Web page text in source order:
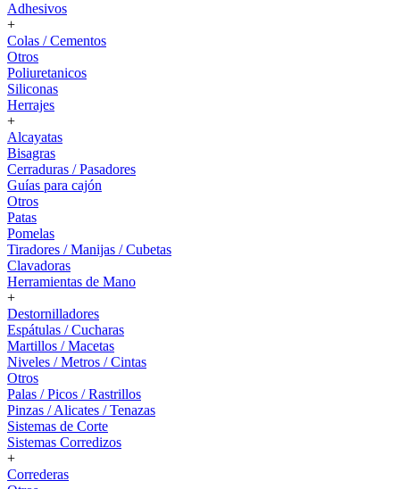
Adhesivos
+
Colas / Cementos
Otros
Poliuretanicos
Siliconas
Herrajes
+
Alcayatas
Bisagras
Cerraduras / Pasadores
Guías para cajón
Otros
Patas
Pomelas
Tiradores / Manijas / Cubetas
Clavadoras
Herramientas de Mano
+
Destornilladores
Espátulas / Cucharas
Martillos / Macetas
Niveles / Metros / Cintas
Otros
Palas / Picos / Rastrillos
Pinzas / Alicates / Tenazas
Sistemas de Corte
Sistemas Corredizos
+
Correderas